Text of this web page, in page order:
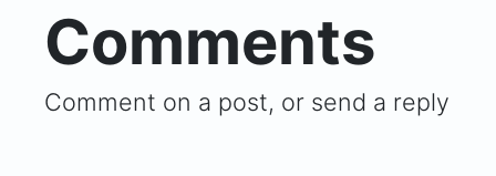
Comments
Comment on a post, or send a reply